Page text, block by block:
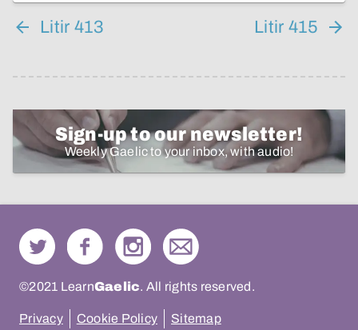
Litir 413 Litir 415
Sign-up to our newsletter!
Weekly Gaelic to your inbox, with audio!
©2021 LearnGaelic. All rights reserved.
Privacy Cookie Policy Sitemap